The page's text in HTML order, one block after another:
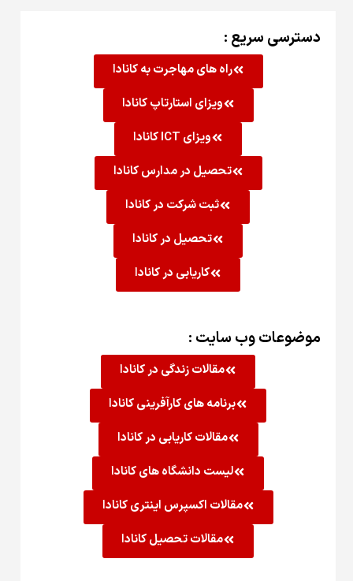
دسترسی سریع :
راه های مهاجرت به کانادا
ویزای استارتاپ کانادا
ویزای ICT کانادا
تحصیل در مدارس کانادا
ثبت شرکت در کانادا
تحصیل در کانادا
کاریابی در کانادا
موضوعات وب سایت :
مقالات زندگی در کانادا
برنامه های کارآفرینی کانادا
مقالات کاریابی در کانادا
لیست دانشگاه های کانادا
مقالات اکسپرس اینتری کانادا
مقالات تحصیل کانادا